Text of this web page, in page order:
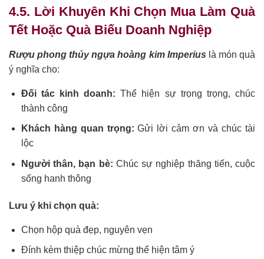
4.5. Lời Khuyên Khi Chọn Mua Làm Quà
Tết Hoặc Quà Biếu Doanh Nghiệp
Rượu phong thủy ngựa hoàng kim Imperius là món quà
ý nghĩa cho:
Đối tác kinh doanh: Thể hiện sự trọng trọng, chúc
thành công
Khách hàng quan trọng: Gửi lời cảm ơn và chúc tài
lộc
Người thân, bạn bè: Chúc sự nghiệp thăng tiến, cuộc
sống hanh thông
Lưu ý khi chọn quà:
Chọn hộp quà đẹp, nguyên vẹn
Đính kèm thiệp chúc mừng thể hiện tâm ý